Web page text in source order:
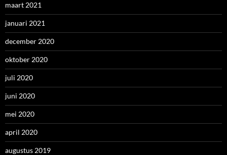
maart 2021
januari 2021
december 2020
oktober 2020
juli 2020
juni 2020
mei 2020
april 2020
augustus 2019